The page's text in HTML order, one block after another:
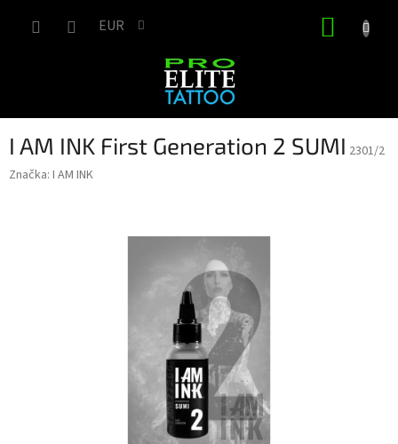
EUR
I AM INK First Generation 2 SUMI 2301/2
Značka: I AM INK